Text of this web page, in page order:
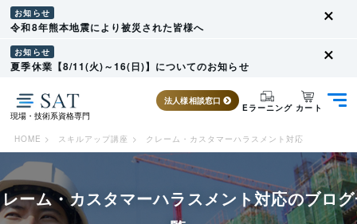
お知らせ
令和8年熊本地震により被災された皆様へ
お知らせ
夏季休業【8/11(火)～16(日)】についてのお知らせ
現場・技術系資格専門
法人様相談窓口
Eラーニング カート
HOME > スキルアップ講座 > クレーム・カスタマーハラスメント対応
ーム・カスタマーハラスメント対応のブロ